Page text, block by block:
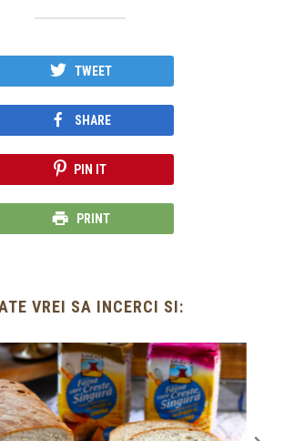
TWEET
SHARE
PIN IT
PRINT
VREI SA INCERCI SI: